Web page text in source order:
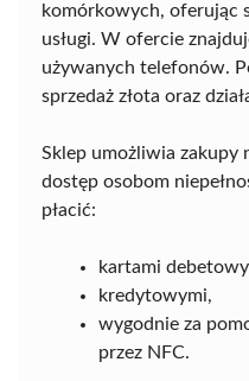
komórkowych, oferując
usługi. W ofercie
używanych telefonów.
sprzedaż złota oraz
Sklep umożliwia zakupy
dostęp osobom
płacić:
kartami
kredytowymi,
wygodnie za
przez NFC.